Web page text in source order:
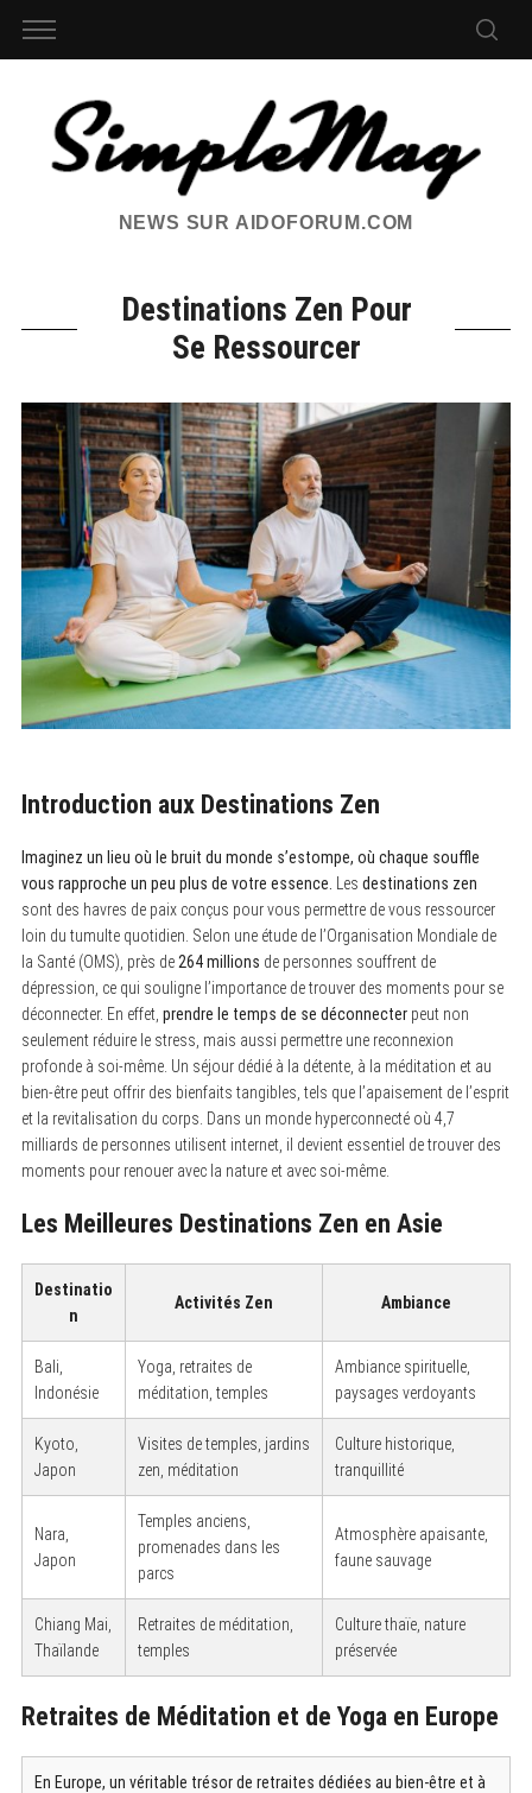
NEWS SUR AIDOFORUM.COM
Destinations Zen Pour
Se Ressourcer
Introduction aux Destinations Zen
Imaginez un lieu où le bruit du monde s’estompe, où chaque souffle
vous rapproche un peu plus de votre essence.
Les destinations zen
sont des havres de paix conçus pour vous permettre de vous ressourcer
loin du tumulte quotidien. Selon une étude de l’Organisation Mondiale de
la Santé (OMS), près de 264 millions de personnes souffrent de
dépression, ce qui souligne l’importance de trouver des moments pour se
déconnecter. En effet, prendre le temps de se déconnecterpeut non
seulement réduire le stress, mais aussi permettre une reconnexion
profonde à soi-même. Un séjour dédié à la détente, à la méditation et au
bien-être peut offrir des bienfaits tangibles, tels que l’apaisement de l’esprit
et la revitalisation du corps. Dans un monde hyperconnecté où 4,7
milliards de personnes utilisent internet, il devient essentiel de trouver des
moments pour renouer avec la nature et avec soi-même.
Les Meilleures Destinations Zen en Asie
Destinatio
n
Activités Zen Ambiance
Bali,
Indonésie
Yoga, retraites de
méditation, temples
Ambiance spirituelle,
paysages verdoyants
Kyoto,
Japon
Visites de temples, jardins
zen, méditation
Culture historique,
tranquillité
Nara,
Japon
Temples anciens,
promenades dans les
parcs
Atmosphère apaisante,
faune sauvage
Chiang Mai,
Thaïlande
Retraites de méditation,
temples
Culture thaïe, nature
préservée
Retraites de Méditation et de Yoga en Europe
En Europe, un véritable trésor de retraites dédiées au bien-être et à